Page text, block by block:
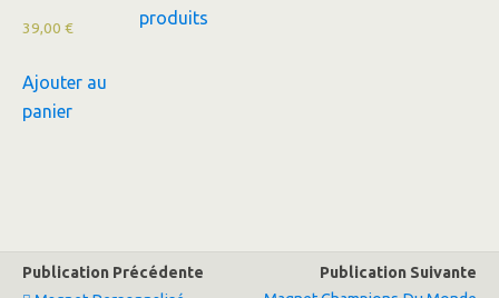
39,00 €
Ajouter au
panier
produits
Publication Précédente
Publication Suivante